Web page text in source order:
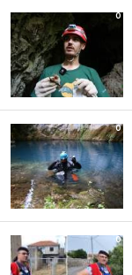
0
0
0